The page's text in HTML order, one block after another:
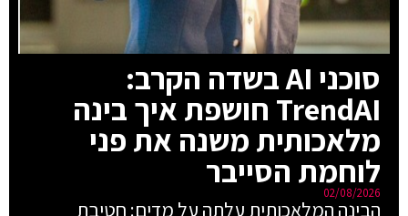
סוכני AI בשדה הקרב:
TrendAI חושפת איך בינה
מלאכותית משנה את פני
לוחמת הסייבר
02/08/2026
הבינה המלאכותית עלתה על מדים: חטיבת